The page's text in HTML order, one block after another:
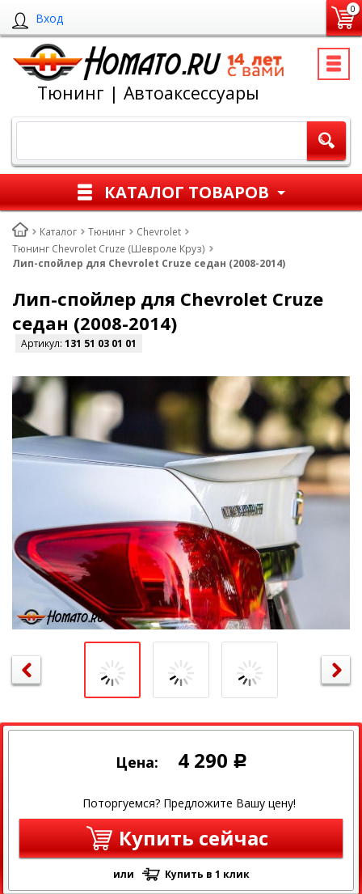
Вход
0
Тюнинг | Автоаксессуары
КАТАЛОГ ТОВАРОВ
Каталог Тюнинг
Chevrolet
Тюнинг Chevrolet Cruze (Шевроле Круз)
Лип-спойлер для Chevrolet Cruze седан (2008-2014)
Лип-спойлер для Chevrolet Cruze
седан (2008-2014)
Артикул: 131 51 03 01 01
Цена: 4 290 Р
Поторгуемся? Предложите Вашу цену!
Купить сейчас
или Купить в 1 клик